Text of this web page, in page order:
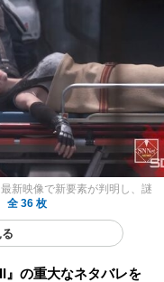
新映像で新要素が判明し、謎
全 36 枚
の重大なネタバレを